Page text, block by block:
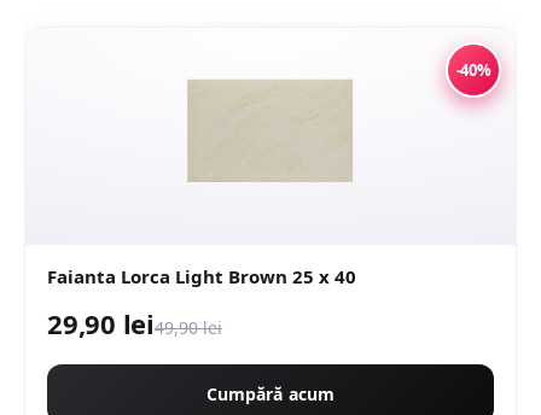
-40%
Faianta Lorca Light Brown 25 x 40
29,90 lei49,90 lei
Cumpără acum